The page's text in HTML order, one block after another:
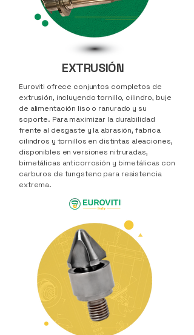
EXTRUSIÓN
Euroviti ofrece conjuntos completos de
extrusión, incluyendo tornillo, cilindro, buje
de alimentación liso o ranurado y su
soporte. Para maximizar la durabilidad
frente al desgaste y la abrasión, fabrica
cilindros y tornillos en distintas aleaciones,
disponibles en versiones nitruradas,
bimetálicas anticorrosión y bimetálicas con
carburos de tungsteno para resistencia
extrema.